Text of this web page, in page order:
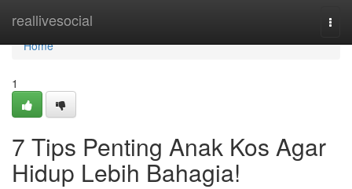
reallivesocial
Home
Home
1
7 Tips Penting Anak Kos Agar
Hidup Lebih Bahagia!